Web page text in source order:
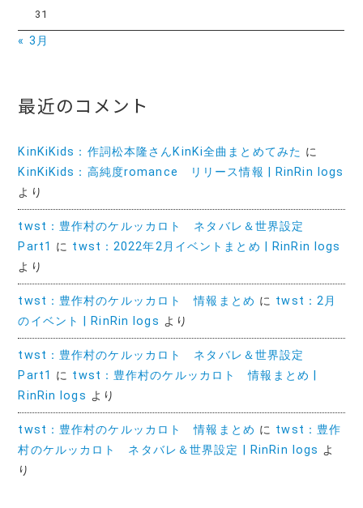
31
« 3月
最近のコメント
KinKiKids：作詞松本隆さんKinKi全曲まとめてみた に
KinKiKids：高純度romance リリース情報 | RinRin logs
より
twst：豊作村のケルッカロト ネタバレ＆世界設定
Part1 に twst：2022年2月イベントまとめ | RinRin logs
より
twst：豊作村のケルッカロト 情報まとめ に twst：2月
のイベント | RinRin logs より
twst：豊作村のケルッカロト ネタバレ＆世界設定
Part1 に twst：豊作村のケルッカロト 情報まとめ |
RinRin logs より
twst：豊作村のケルッカロト 情報まとめ に twst：豊作
村のケルッカロト ネタバレ＆世界設定 | RinRin logs よ
り